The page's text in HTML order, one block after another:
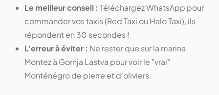
Le meilleur conseil : Téléchargez WhatsApp pour
commander vos taxis (Red Taxi ou Halo Taxi), ils
répondent en 30 secondes !
L'erreur à éviter : Ne rester que sur la marina.
Montez à Gornja Lastva pour voir le "vrai"
Monténégro de pierre et d'oliviers.